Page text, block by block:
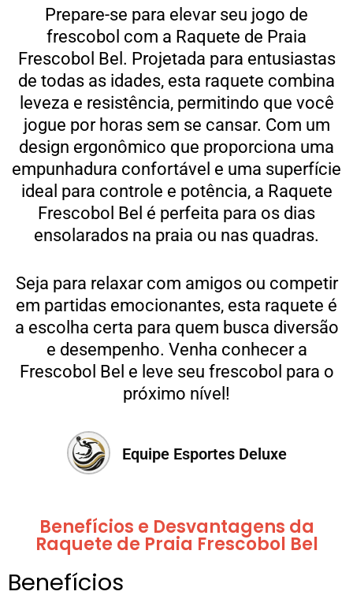
Prepare-se para elevar seu jogo de
frescobol com a Raquete de Praia
Frescobol Bel. Projetada para entusiastas
de todas as idades, esta raquete combina
leveza e resistência, permitindo que você
jogue por horas sem se cansar. Com um
design ergonômico que proporciona uma
empunhadura confortável e uma superfície
ideal para controle e potência, a Raquete
Frescobol Bel é perfeita para os dias
ensolarados na praia ou nas quadras.
Seja para relaxar com amigos ou competir
em partidas emocionantes, esta raquete é
a escolha certa para quem busca diversão
e desempenho. Venha conhecer a
Frescobol Bel e leve seu frescobol para o
próximo nível!
Equipe Esportes Deluxe
Benefícios e Desvantagens da
Raquete de Praia Frescobol Bel
Benefícios